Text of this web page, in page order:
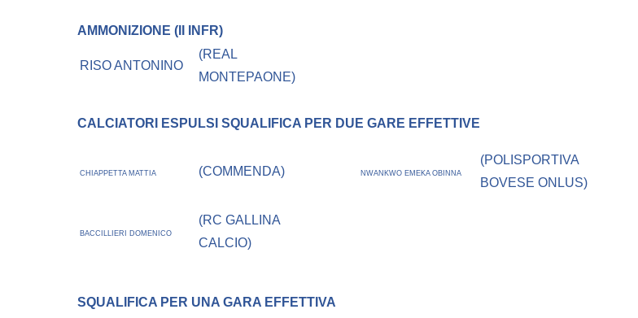
AMMONIZIONE (II INFR)
RISO ANTONINO
(REAL
MONTEPAONE)
CALCIATORI ESPULSI SQUALIFICA PER DUE GARE EFFETTIVE
CHIAPPETTA MATTIA (COMMENDA) NWANKWO EMEKA OBINNA
(POLISPORTIVA
BOVESE ONLUS)
BACCILLIERI DOMENICO
(RC GALLINA
CALCIO)
SQUALIFICA PER UNA GARA EFFETTIVA